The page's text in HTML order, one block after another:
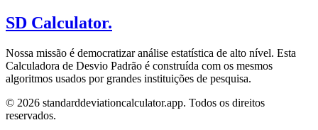
SD Calculator.
Nossa missão é democratizar análise estatística de alto nível. Esta
Calculadora de Desvio Padrão é construída com os mesmos
algoritmos usados por grandes instituições de pesquisa.
© 2026 standarddeviationcalculator.app. Todos os direitos
reservados.